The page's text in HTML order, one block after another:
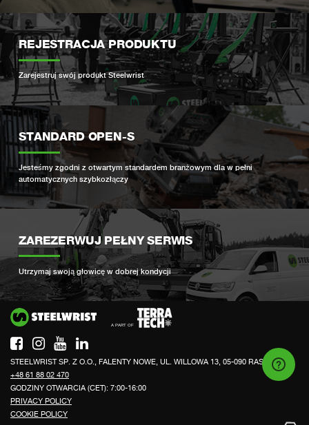
REJESTRACJA PRODUKTU
Zarejestruj swój produkt Steelwrist
STANDARD OPEN-S
Jesteśmy zgodni z otwartym standardem branżowym dla w pełni
automatycznych szybkozłączy
ZAREZERWUJ PEŁNY SERWIS
Utrzymaj swoją głowicę w dobrej kondycji
STEELWRIST SP. Z O.O., FALENTY NOWE, UL. WILLOWA 13, 05-090 RASZYN
+48 61 88 02 470
GODZINY OTWARCIA (CET): 7:00-16:00
PRIVACY POLICY
COOKIE POLICY